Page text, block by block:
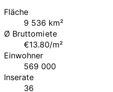
Fläche
9 536 km²
Ø Bruttomiete
€13.80/m²
Einwohner
569 000
Inserate
36